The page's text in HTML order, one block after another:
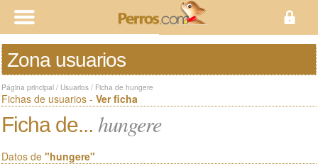
Zona usuarios
Página principal / Usuarios / Ficha de hungere
Fichas de usuarios - Ver ficha
Ficha de... hungere
Datos de "hungere"